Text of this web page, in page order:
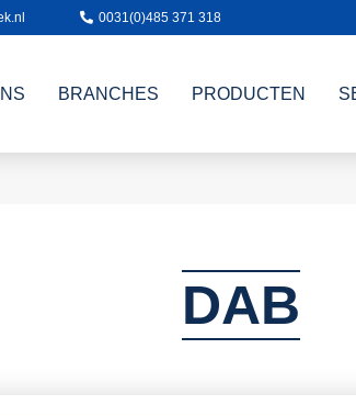
0031(0)485 371 318
BRANCHES PRODUCTEN
DAB